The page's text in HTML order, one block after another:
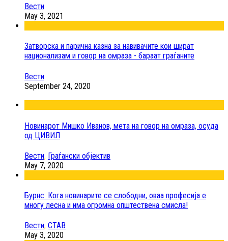
Вести
May 3, 2021
Затворска и парична казна за навивачите кои шират
национализам и говор на омраза - бараат граѓаните
Вести
September 24, 2020
Новинарот Мишко Иванов, мета на говор на омраза, осуда
од ЦИВИЛ
Вести, Граѓански објектив
May 7, 2020
Бурнс: Кога новинарите се слободни, оваа професија е
многу лесна и има огромна општествена смисла!
Вести, СТАВ
May 3, 2020